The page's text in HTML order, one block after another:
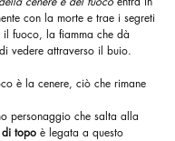
con la morte e trae i segreti
il fuoco, la fiamma che dà
vedere attraverso il buio.
è la cenere, ciò che rimane
personaggio che salta alla
di topo è legata a questo